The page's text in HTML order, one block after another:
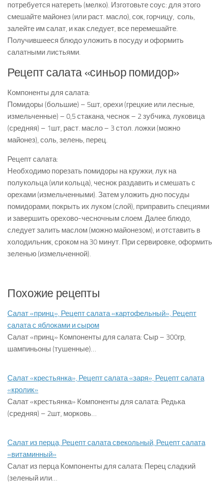
потребуется натереть (мелко). Изготовьте соус: для этого
смешайте майонез (или раст. масло), сок, горчицу, соль,
залейте им салат, и как следует, все перемешайте.
Получившееся блюдо уложить в посуду и оформить
салатными листьями.
Рецепт салата «синьор помидор»
Компоненты для салата:
Помидоры (большие) – 5шт, орехи (грецкие или лесные,
измельченные) – 0,5 стакана, чеснок – 2 зубчика, луковица
(средняя) – 1шт, раст. масло – 3 стол. ложки (можно
майонез), соль, зелень, перец.
Рецепт салата:
Необходимо порезать помидоры на кружки, лук на
полукольца (или кольца), чеснок раздавить и смешать с
орехами (измельченными). Затем уложить дно посуды
помидорами, покрыть их луком (слой), приправить специями
и завершить орехово-чесночным слоем. Далее блюдо,
следует залить маслом (можно майонезом), и отставить в
холодильник, сроком на 30 минут. При сервировке, оформить
зеленью (измельченной).
Похожие рецепты
Салат «принц», Рецепт салата «картофельный», Рецепт
салата с яблоками и сыром
Салат «принц» Компоненты для салата: Сыр – 300гр,
шампиньоны (тушенные)…
Салат «крестьянка», Рецепт салата «заря», Рецепт салата
«кролик»
Салат «крестьянка» Компоненты для салата: Редька
(средняя) – 2шт, морковь…
Салат из перца, Рецепт салата свекольный, Рецепт салата
«витаминный»
Салат из перца Компоненты для салата: Перец сладкий
(зеленый или…